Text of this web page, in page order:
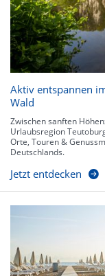
Aktiv entspannen
Wald
Zwischen sanften
Urlaubsregion
Orte, Touren &
Deutschlands.
Jetzt entdecken